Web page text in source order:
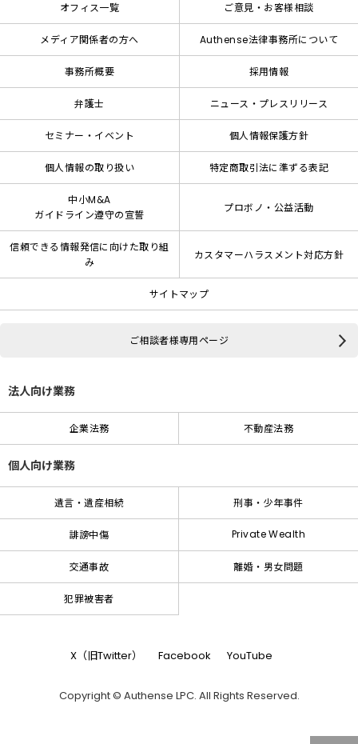
オフィス一覧 ご意見・お客様相談
メディア関係者の方へ Authense法律事務所について
事務所概要 採用情報
弁護士 ニュース・プレスリリース
セミナー・イベント 個人情報保護方針
個人情報の取り扱い 特定商取引法に準ずる表記
中小M&A
ガイドライン遵守の宣誓
プロボノ・公益活動
信頼できる情報発信に向けた取り組
み
カスタマーハラスメント対応方針
サイトマップ
ご相談者様専用ページ
法人向け業務
企業法務 不動産法務
個人向け業務
遺言・遺産相続 刑事・少年事件
誹謗中傷 Private Wealth
交通事故 離婚・男女問題
犯罪被害者
X（旧Twitter） Facebook YouTube
Copyright © Authense LPC. All Rights Reserved.